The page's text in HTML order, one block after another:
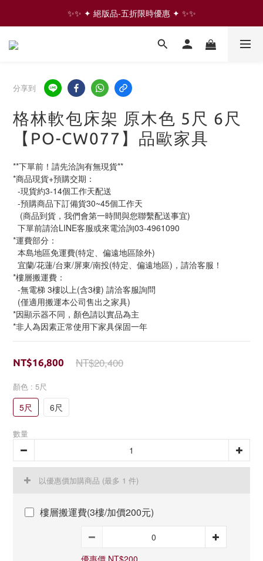
✨✨ ✦ 絕版品-五折限時優惠 ✦ ✨✨
⇩ 往下滑 看更多家具商品  ⇩
✨✨ ✦ 絕版品-五折限時優惠 ✦ ✨✨
分享到
格林軟包床架 原木色 5尺 6尺
【PO-CW077】品歐家具
**下單前！請先洽詢有無現貨**
*商品現貨+預購交期：
  -現貨約3-14個工作天配送
  -預購商品下訂備貨30~45個工作天
   (商品到貨，我們會第一時間與您聯繫配送事宜)
  下單前請洽LINE客服或來電洽詢03-4961090
*運費部分：
  本島地區免運費(特定、偏遠地區除外)
  宜蘭/花蓮/台東/屏東/南投(特定、偏遠地區)，請洽客服！
*樓層搬運費：
  -無電梯 3樓以上(含3樓) 請洽客服詢問
  (僅適用搬運本公司售出之家具)
*因顯示器不同，顏色請以實品為主
*非人為因素正常使用下家具保固一年
NT$20,400
NT$16,800
顏色 : 5尺
5尺 6尺
數量
以優惠價加購商品 (最多 1 件)
樓層搬運費(3樓/加價200元)